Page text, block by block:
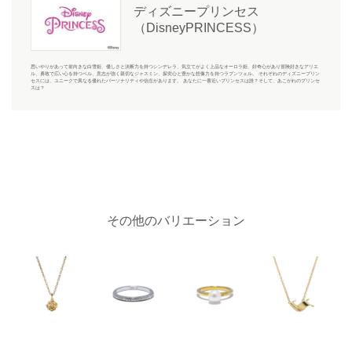
ディズニープリンセス
（DisneyPRINCESS）
思いやりがあって前向きな白雪姫、優しさと決断力を持つシンデレラ、気立てがよく上品なオーロラ姫、好奇心があり冒険好きなアリエ
ル、勇敢で広い心を持つベル、意志が強く親切なジャスミン、探究心と豊かな想像力を持つラプンツェル。 それぞれのディズニープリン
セスには、ユニークで異なる優れたパーソナリティや信念があります。 あなたに一番近いプリンセスは誰？そして、あこがれのプリンセ
スは？
その他のバリエーション